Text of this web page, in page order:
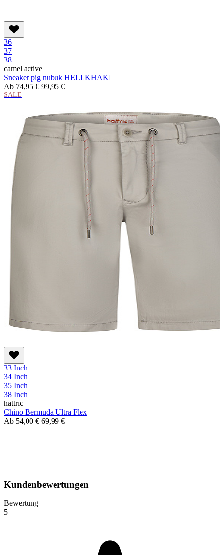
36
37
38
camel active
Sneaker pig nubuk HELLKHAKI
Ab 74,95 € 99,95 €
SALE
33 Inch
34 Inch
35 Inch
38 Inch
hattric
Chino Bermuda Ultra Flex
Ab 54,00 € 69,99 €
Kundenbewertungen
Bewertung
5